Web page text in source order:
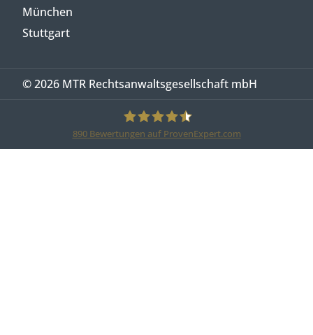
München
Stuttgart
© 2026 MTR Rechtsanwaltsgesellschaft mbH
890Bewertungen auf ProvenExpert.com